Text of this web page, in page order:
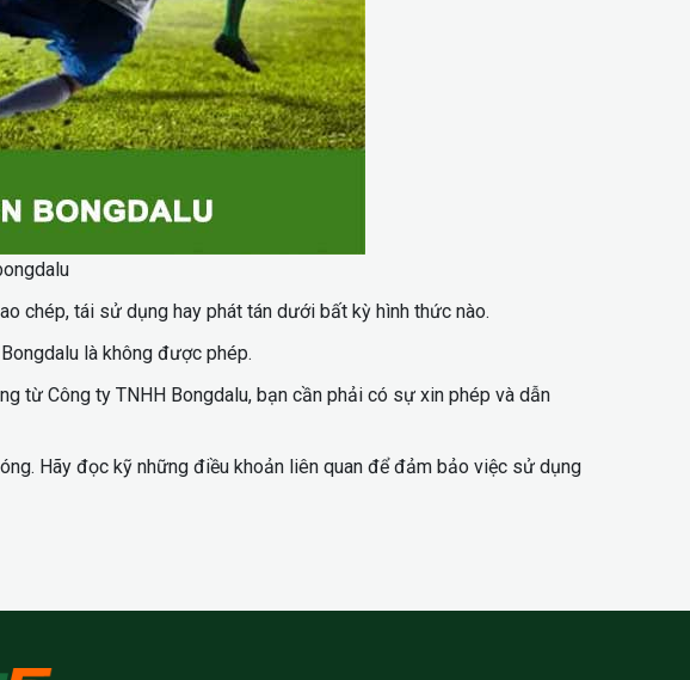
chép, tái sử dụng hay phát tán dưới bất kỳ hình thức nào.
là không được phép.
từ Công ty TNHH Bongdalu, bạn cần phải có sự xin phép và dẫn
Hãy đọc kỹ những điều khoản liên quan để đảm bảo việc sử dụng